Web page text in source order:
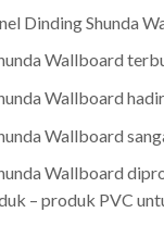
Dinding Shunda
Wallboard
Wallboard
Wallboard
Wallboard
– produk PVC